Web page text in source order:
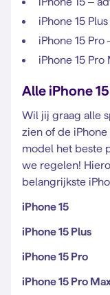
iPhone 15
iPhone 15 Pro
iPhone 15 Pro
Alle iPhone
Wil jij graag alle
zien of de iPhone
model het beste
we regelen!
belangrijkste
iPhone 15
iPhone 15 Plus
iPhone 15 Pro
iPhone 15 Pro